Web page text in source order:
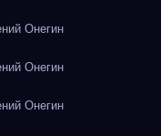
Онегин
Онегин
Онегин